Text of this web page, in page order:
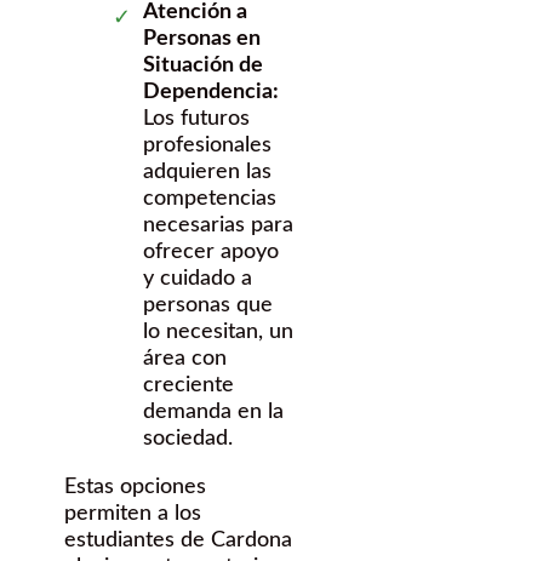
Atención a
Personas en
Situación de
Dependencia:
Los futuros
profesionales
adquieren las
competencias
necesarias para
ofrecer apoyo
y cuidado a
personas que
lo necesitan, un
área con
creciente
demanda en la
sociedad.
Estas opciones
permiten a los
estudiantes de Cardona